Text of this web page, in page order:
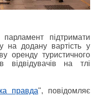
підтримати
на додану вартість у
оренду туристичного
на тлі
правда", повідомляє